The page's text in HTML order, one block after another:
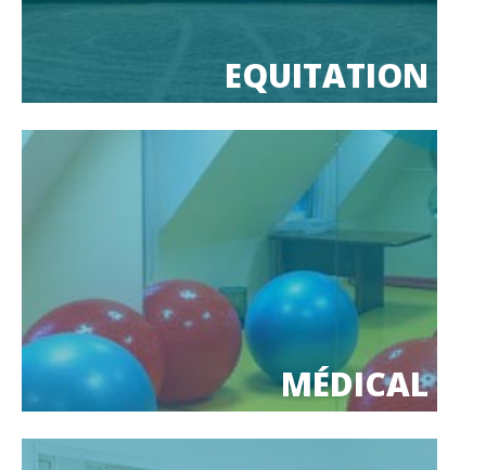
EQUITATION
MÉDICAL